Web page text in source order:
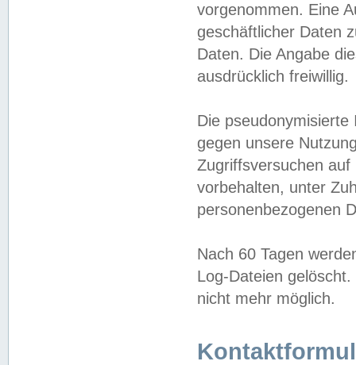
vorgenommen. Eine
geschäftlicher Daten
Daten. Die Angabe
ausdrücklich freiwillig.
Die
gegen unsere
Zugriffsversuchen
vorbehalten, unter
personenbezogenen
Nach 60 Tagen
Log-Dateien
nicht mehr möglich.